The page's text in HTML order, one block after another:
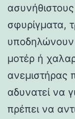
σφυρίγματα,
μοτέρ ή
ανεμιστήρας
αδυνατεί να
πρέπει να